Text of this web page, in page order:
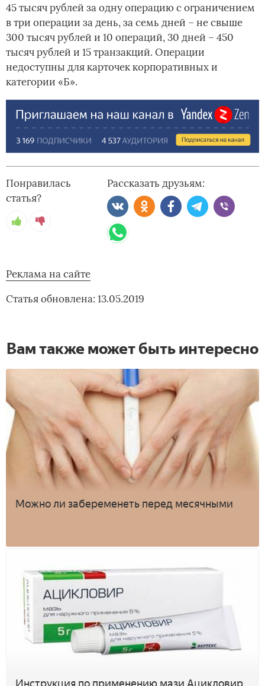
45 тысяч рублей за одну операцию с ограничением
в три операции за день, за семь дней – не свыше
300 тысяч рублей и 10 операций, 30 дней – 450
тысяч рублей и 15 транзакций. Операции
недоступны для карточек корпоративных и
категории «Б».
Понравилась
статья?
Рассказать друзьям:
Реклама на сайте
Статья обновлена: 13.05.2019
Вам также может быть интересно
Можно ли забеременеть перед месячными